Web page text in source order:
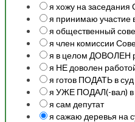
я хожу на заседания
я принимаю участие
я общественный
я член комиссии
я в целом ДОВОЛЕН
я НЕ доволен
я готов ПОДАТЬ в суд
я УЖЕ ПОДАЛ(-вал) в
я сам депутат
я сажаю деревья на